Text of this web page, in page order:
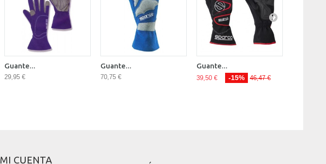
Guante...
29,95 €
Guante...
70,75 €
Guante...
39,50 € -15% 46,47 €
MI CUENTA